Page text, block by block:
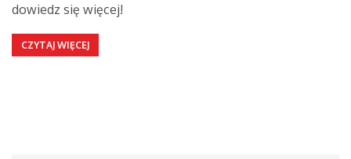
dowiedz się więcej!
CZYTAJ WIĘCEJ